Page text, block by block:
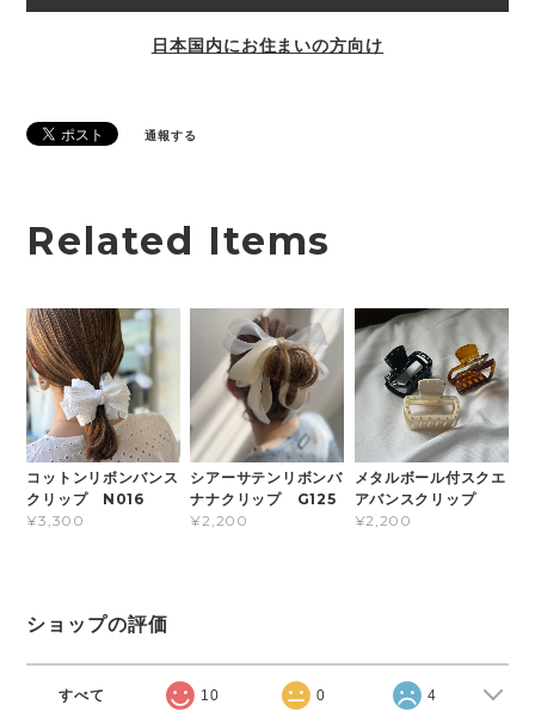
日本国内にお住まいの方向け
通報する
Related Items
コットンリボンバンス
クリップ N016
¥3,300
シアーサテンリボンバ
ナナクリップ G125
¥2,200
メタルボール付スクエ
アバンスクリップ
¥2,200
ショップの評価
すべて 10 0 4